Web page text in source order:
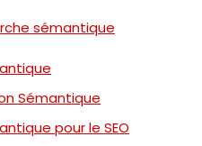
sémantique
Sémantique
pour le SEO